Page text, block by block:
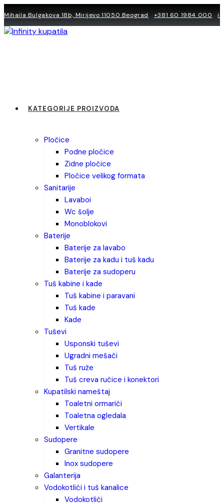
to
content
Mihaila Bulgakova 18b, Mirijevo 11050 Beograd +381 60 1984 000
KATEGORIJE PROIZVODA
pločice
podne pločice
zidne pločice
pločice velikog formata
sanitarije
lavaboi
wc šolje
monoblokovi
baterije
baterije za lavabo
baterije za kadu i tuš kadu
baterije za sudoperu
tuš kabine i kade
tuš kabine i paravani
tuš kade
kade
tuševi
usponski tuševi
ugradni mešači
tuš ruže
tuš creva ručice i konektori
kupatilski nameštaj
toaletni ormarići
toaletna ogledala
vertikale
sudopere
granitne sudopere
inox sudopere
galanterija
vodokotlići i tuš kanalice
vodokotlići